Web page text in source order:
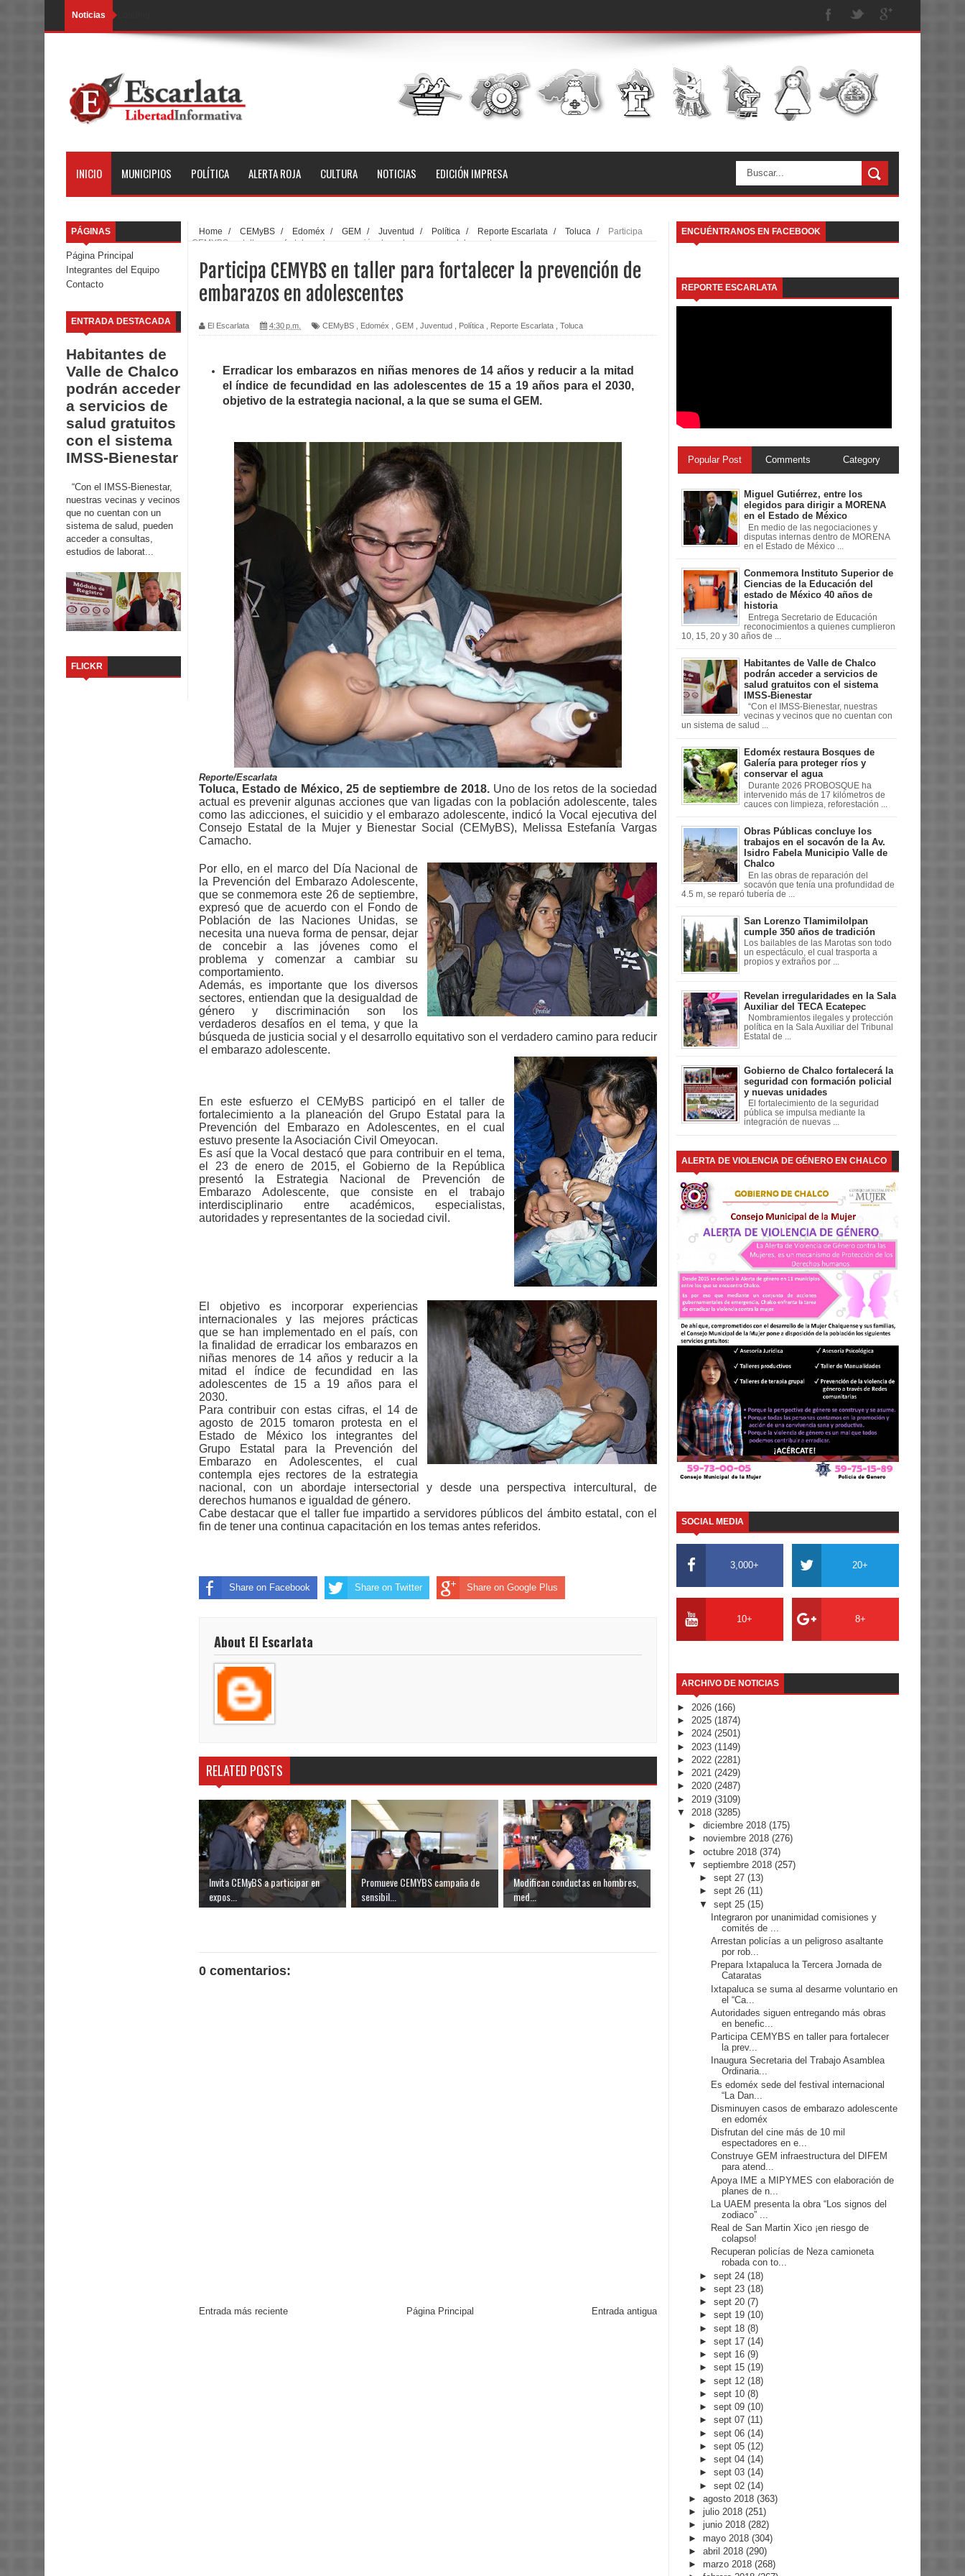
Noticias
INICIO MUNICIPIOS POLÍTICA ALERTA ROJA CULTURA NOTICIAS EDICIÓN IMPRESA
PÁGINAS
Página Principal
Integrantes del Equipo
Contacto
ENTRADA DESTACADA
Habitantes de
Valle de Chalco
podrán acceder
a servicios de
salud gratuitos
con el sistema
IMSS-Bienestar
“Con el IMSS-Bienestar,
nuestras vecinas y vecinos
que no cuentan con un
sistema de salud, pueden
acceder a consultas,
estudios de laborat...
FLICKR
Home / CEMyBS / Edoméx / GEM / Juventud / Política / Reporte Escarlata / Toluca /
Participa
CEMYBS en taller para fortalecer la prevención de embarazos en adolescentes
Participa CEMYBS en taller para fortalecer la prevención de
embarazos en adolescentes
El Escarlata 4:30 p.m. CEMyBS Edoméx GEM Juventud Política Reporte Escarlata Toluca
Erradicar los embarazos en niñas menores de 14 años y reducir a la mitad
el índice de fecundidad en las adolescentes de 15 a 19 años para el 2030,
objetivo de la estrategia nacional, a la que se suma el GEM.
Reporte/Escarlata
Toluca, Estado de México, 25 de septiembre de 2018.Uno de los retos de la sociedad
actual es prevenir algunas acciones que van ligadas con la población adolescente, tales
como las adicciones, el suicidio y el embarazo adolescente, indicó la Vocal ejecutiva del
Consejo Estatal de la Mujer y Bienestar Social (CEMyBS), Melissa Estefanía Vargas
Camacho.
Por ello, en el marco del Día Nacional de
la Prevención del Embarazo Adolescente,
que se conmemora este 26 de septiembre,
expresó que de acuerdo con el Fondo de
Población de las Naciones Unidas, se
necesita una nueva forma de pensar, dejar
de concebir a las jóvenes como el
problema y comenzar a cambiar su
comportamiento.
Además, es importante que los diversos
sectores, entiendan que la desigualdad de
género y discriminación son los
verdaderos desafíos en el tema, y que la
búsqueda de justicia social y el desarrollo equitativo son el verdadero camino para reducir
el embarazo adolescente.
En este esfuerzo el CEMyBS participó en el taller de
fortalecimiento a la planeación del Grupo Estatal para la
Prevención del Embarazo en Adolescentes, en el cual
estuvo presente la Asociación Civil Omeyocan.
Es así que la Vocal destacó que para contribuir en el tema,
el 23 de enero de 2015, el Gobierno de la República
presentó la Estrategia Nacional de Prevención de
Embarazo Adolescente, que consiste en el trabajo
interdisciplinario entre académicos, especialistas,
autoridades y representantes de la sociedad civil.
El objetivo es incorporar experiencias
internacionales y las mejores prácticas
que se han implementado en el país, con
la finalidad de erradicar los embarazos en
niñas menores de 14 años y reducir a la
mitad el índice de fecundidad en las
adolescentes de 15 a 19 años para el
2030.
Para contribuir con estas cifras, el 14 de
agosto de 2015 tomaron protesta en el
Estado de México los integrantes del
Grupo Estatal para la Prevención del
Embarazo en Adolescentes, el cual
contempla ejes rectores de la estrategia
nacional, con un abordaje intersectorial y desde una perspectiva intercultural, de
derechos humanos e igualdad de género.
Cabe destacar que el taller fue impartido a servidores públicos del ámbito estatal, con el
fin de tener una continua capacitación en los temas antes referidos.
Share on Facebook Share on Twitter Share on Google Plus
About El Escarlata
RELATED POSTS
Invita CEMyBS a participar en
expos...
Promueve CEMYBS campaña de
sensibil...
Modifican conductas en hombres,
med...
0 comentarios:
Entrada más reciente Entrada antigua
Página Principal
ENCUÉNTRANOS EN FACEBOOK
REPORTE ESCARLATA
Popular Post Comments Category
Miguel Gutiérrez, entre los
elegidos para dirigir a MORENA
en el Estado de México
En medio de las negociaciones y
disputas internas dentro de MORENA
en el Estado de México ...
Conmemora Instituto Superior de
Ciencias de la Educación del
estado de México 40 años de
historia
Entrega Secretario de Educación
reconocimientos a quienes cumplieron
10, 15, 20 y 30 años de ...
Habitantes de Valle de Chalco
podrán acceder a servicios de
salud gratuitos con el sistema
IMSS-Bienestar
“Con el IMSS-Bienestar, nuestras
vecinas y vecinos que no cuentan con
un sistema de salud ...
Edoméx restaura Bosques de
Galería para proteger ríos y
conservar el agua
Durante 2026 PROBOSQUE ha
intervenido más de 17 kilómetros de
cauces con limpieza, reforestación ...
Obras Públicas concluye los
trabajos en el socavón de la Av.
Isidro Fabela Municipio Valle de
Chalco
En las obras de reparación del
socavón que tenía una profundidad de
4.5 m, se reparó tubería de ...
San Lorenzo Tlamimilolpan
cumple 350 años de tradición
Los bailables de las Marotas son todo
un espectáculo, el cual trasporta a
propios y extraños por ...
Revelan irregularidades en la Sala
Auxiliar del TECA Ecatepec
Nombramientos ilegales y protección
política en la Sala Auxiliar del Tribunal
Estatal de ...
Gobierno de Chalco fortalecerá la
seguridad con formación policial
y nuevas unidades
El fortalecimiento de la seguridad
pública se impulsa mediante la
integración de nuevas ...
ALERTA DE VIOLENCIA DE GÉNERO EN CHALCO
SOCIAL MEDIA
3,000+ 20+
10+ 8+
ARCHIVO DE NOTICIAS
► 2026 (166)
► 2025 (1874)
► 2024 (2501)
► 2023 (1149)
► 2022 (2281)
► 2021 (2429)
► 2020 (2487)
► 2019 (3109)
▼ 2018 (3285)
► diciembre 2018 (175)
► noviembre 2018 (276)
► octubre 2018 (374)
▼ septiembre 2018 (257)
►sept 27(13)
►sept 26(11)
▼sept 25(15)
Integraron por unanimidad comisiones y
comités de ...
Arrestan policías a un peligroso asaltante
por rob...
Prepara Ixtapaluca la Tercera Jornada de
Cataratas
Ixtapaluca se suma al desarme voluntario en
el “Ca...
Autoridades siguen entregando más obras
en benefic...
Participa CEMYBS en taller para fortalecer
la prev...
Inaugura Secretaria del Trabajo Asamblea
Ordinaria...
Es edoméx sede del festival internacional
“La Dan...
Disminuyen casos de embarazo adolescente
en edoméx
Disfrutan del cine más de 10 mil
espectadores en e...
Construye GEM infraestructura del DIFEM
para atend...
Apoya IME a MIPYMES con elaboración de
planes de n...
La UAEM presenta la obra “Los signos del
zodiaco” ...
Real de San Martin Xico ¡en riesgo de
colapso!
Recuperan policías de Neza camioneta
robada con to...
►sept 24(18)
►sept 23(18)
►sept 20(7)
►sept 19(10)
►sept 18(8)
►sept 17(14)
►sept 16(9)
►sept 15(19)
►sept 12(18)
►sept 10(8)
►sept 09(10)
►sept 07(11)
►sept 06(14)
►sept 05(12)
►sept 04(14)
►sept 03(14)
►sept 02(14)
► agosto 2018 (363)
► julio 2018 (251)
► junio 2018 (282)
► mayo 2018 (304)
► abril 2018 (290)
► marzo 2018 (268)